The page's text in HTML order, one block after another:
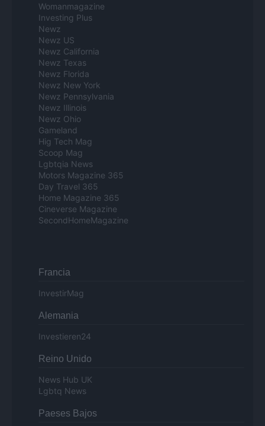
Womanmagazine
Investing Plus
Newz
Newz US
Newz California
Newz Texas
Newz Florida
Newz New York
Newz Pennsylvania
Newz Illinois
Newz Ohio
Gameland
Hig Tech Mag
Scoop Mag
Lgbtqia News
Motors Magazine 365
Day Travel 365
Home Magazine 365
Cineverse Magazine
SecondHomeMagazine
Francia
InvestirMag
Alemania
Investieren24
Reino Unido
News Hub UK
Lgbtq News
Paeses Bajos